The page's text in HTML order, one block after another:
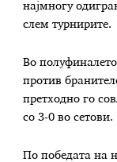
најмногу
слем турнирите.
Во
против
претходно го
со 3-0 во сетови.
По победата на